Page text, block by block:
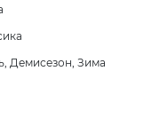
, Демисезон, Зима